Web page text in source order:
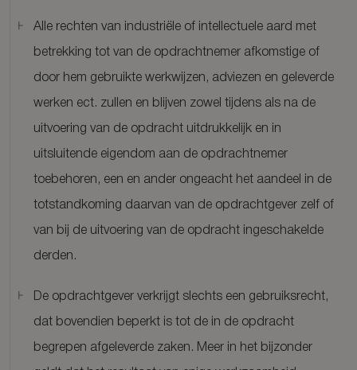
Alle rechten van industriële of intellectuele aard met
betrekking tot van de opdrachtnemer afkomstige of
door hem gebruikte werkwijzen, adviezen en geleverde
werken ect. zullen en blijven zowel tijdens als na de
uitvoering van de opdracht uitdrukkelijk en in
uitsluitende eigendom aan de opdrachtnemer
toebehoren, een en ander ongeacht het aandeel in de
totstandkoming daarvan van de opdrachtgever zelf of
van bij de uitvoering van de opdracht ingeschakelde
derden.
De opdrachtgever verkrijgt slechts een gebruiksrecht,
dat bovendien beperkt is tot de in de opdracht
begrepen afgeleverde zaken. Meer in het bijzonder